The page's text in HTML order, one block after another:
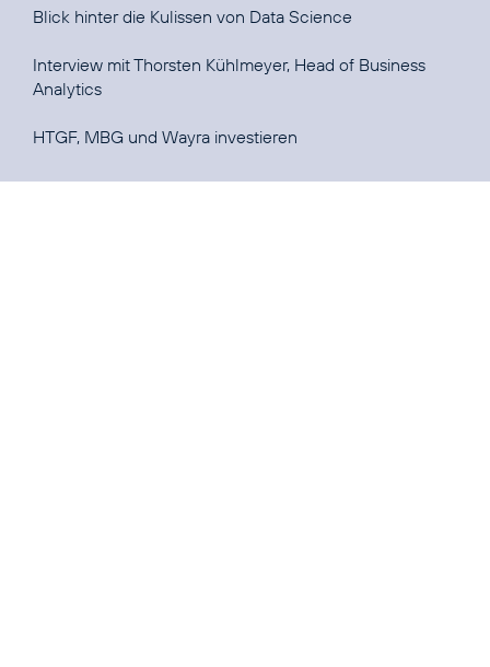
Blick hinter die Kulissen von Data Science
Interview mit Thorsten Kühlmeyer, Head of Business
Analytics
HTGF, MBG und Wayra investieren